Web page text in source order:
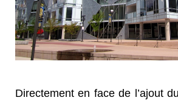
Directement en face de l’ajout